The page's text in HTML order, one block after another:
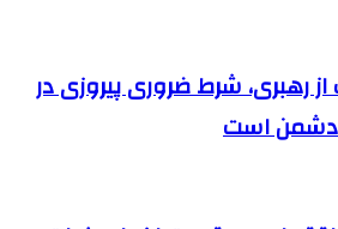
رهبری، شرط ضروری پیروزی در
دشمن است